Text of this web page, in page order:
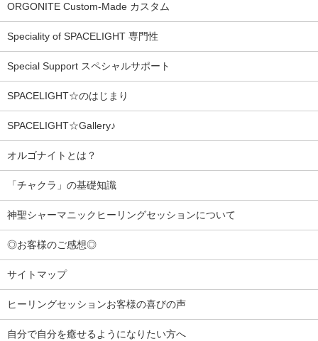
ORGONITE Custom-Made カスタム
Speciality of SPACELIGHT 専門性
Special Support スペシャルサポート
SPACELIGHT☆のはじまり
SPACELIGHT☆Gallery♪
オルゴナイトとは？
「チャクラ」の基礎知識
神聖シャーマニックヒーリングセッションについて
◎お客様のご感想◎
サイトマップ
ヒーリングセッションお客様の喜びの声
自分で自分を癒せるようになりたい方へ